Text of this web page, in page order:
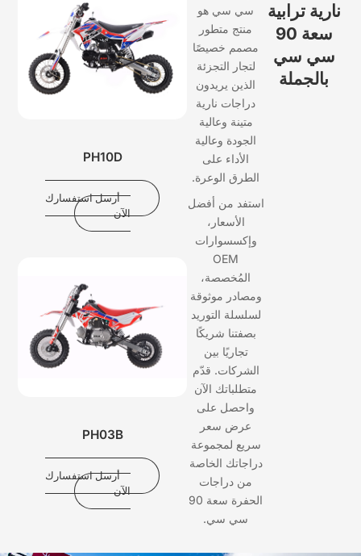
ترابية
سعة 90
سي
سي سيهو
منتج متطور
مصمم خصيصًا
لتجار التجزئة
الذين يريدون
دراجات نارية
متينة وعالية
الجودة وعالية
الأداء على
الطرق الوعرة.
استفد من أفضل
الأسعار،
وإكسسوارات
المُخصصة،
ومصادر موثوقة
لسلسلة التوريد
بصفتنا شريكًا
تجاريًا بين
الشركات. قدّم
متطلباتك الآن
واحصل على
عرض سعر
سريع لمجموعة
دراجاتك الخاصة
من دراجات
الحفرة سعة 90
سي سي.
PH10D
أرسل استفسارك
الآن
PH03B
أرسل استفسارك
الآن